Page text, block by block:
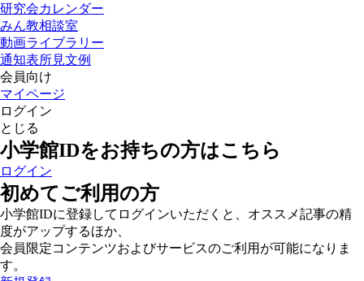
研究会カレンダー
みん教相談室
動画ライブラリー
通知表所見文例
会員向け
マイページ
ログイン
とじる
小学館IDをお持ちの方はこちら
ログイン
初めてご利用の方
小学館IDに登録してログインいただくと、オススメ記事の精
度がアップするほか、
会員限定コンテンツおよびサービスのご利用が可能になりま
す。